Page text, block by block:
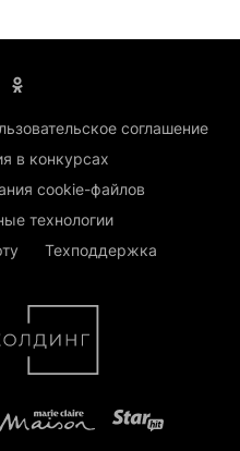
соглашение
в конкурсах
cookie-файлов
технологии
Техподдержка